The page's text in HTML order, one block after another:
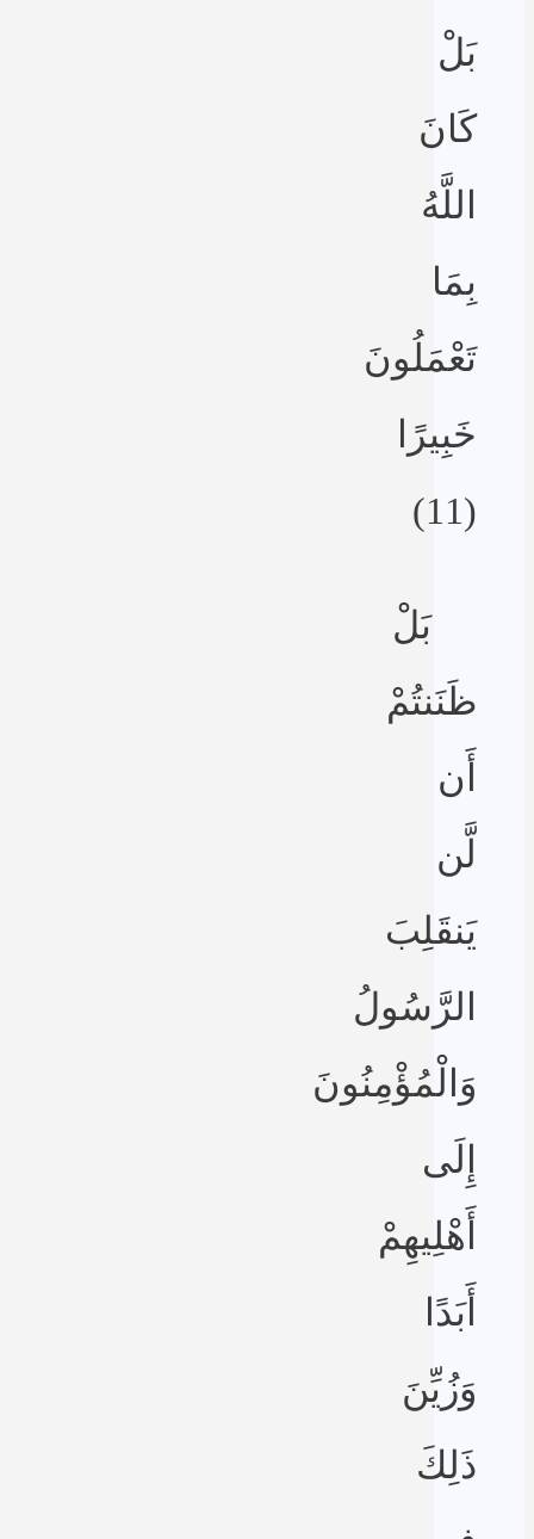
بَلْ
كَانَ
اللَّهُ
بِمَا
تَعْمَلُونَ
خَبِيرًا
(11)
بَلْ
ظَنَنتُمْ
أَن
لَّن
يَنقَلِبَ
الرَّسُولُ
وَالْمُؤْمِنُونَ
إِلَى
أَهْلِيهِمْ
أَبَدًا
وَزُيِّنَ
ذَلِكَ